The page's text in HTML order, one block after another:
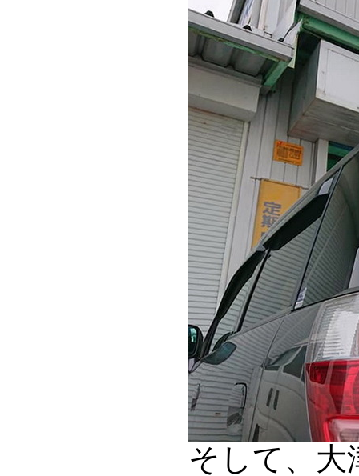
そして、大